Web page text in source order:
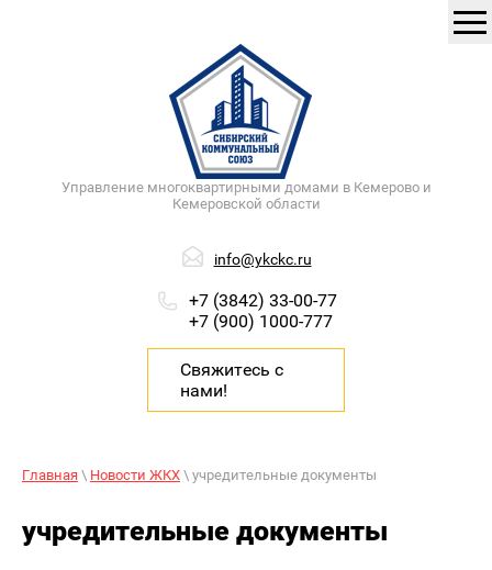
Управление многоквартирными домами в Кемерово и
Кемеровской области
info@ykckc.ru
+7 (3842) 33-00-77
+7 (900) 1000-777
Свяжитесь с
нами!
Главная \ Новости ЖКХ \ учредительные документы
учредительные документы